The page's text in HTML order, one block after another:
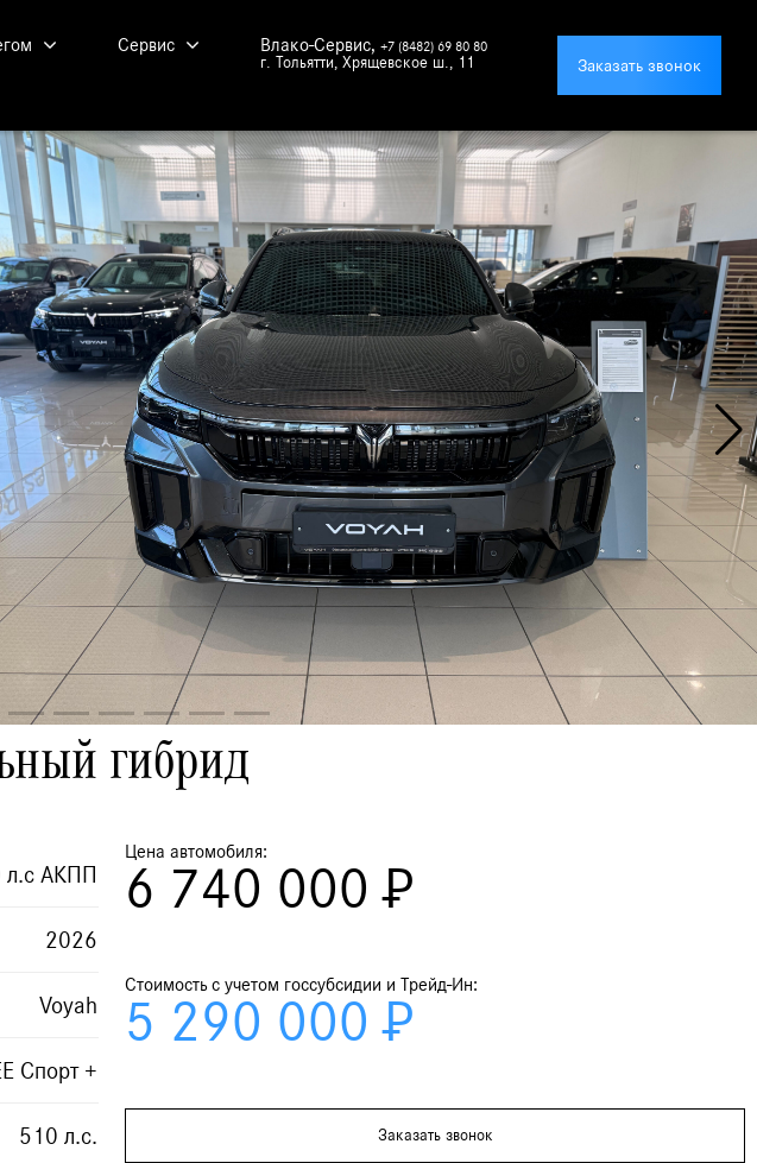
Сервис
Влако-Сервис, +7 (8482) 69 80 80
г. Тольятти, Хрящевское ш., 11 Заказать звонок
гибрид
АКПП
2026
Voyah
Спорт +
510 л.с.
Цена автомобиля:
6 740 000 ₽
Стоимость с учетом госсубсидии и Трейд-Ин:
5 290 000 ₽
Заказать звонок